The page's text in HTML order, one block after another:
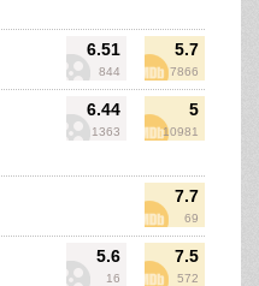
6.51
844
5.7
7866
6.44
1363
5
10981
7.7
69
5.6
16
7.5
572